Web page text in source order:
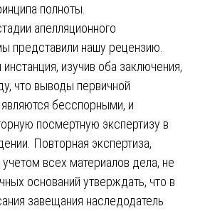
полноты.
апелляционного
представили нашу рецензию.
изучив оба заключения,
что выводы первичной
бесспорными, и
посмертную экспертизу в
Повторная экспертиза,
всех материалов дела, не
оснований утверждать, что в
завещания наследодатель